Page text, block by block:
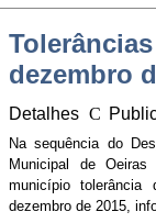
dezembro
Detalhes
Na sequência do
Municipal de
município
dezembro de 2015,